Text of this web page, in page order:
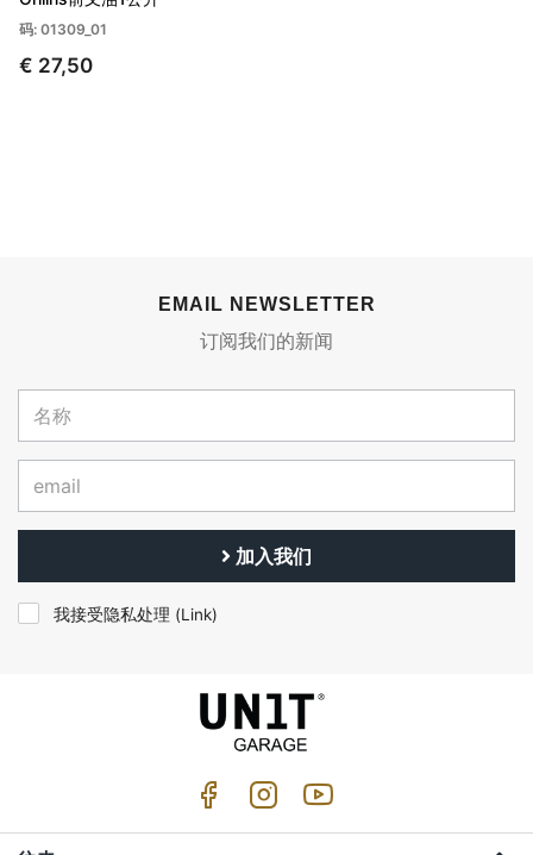
码: 01309_01
€ 27,50
EMAIL NEWSLETTER
订阅我们的新闻
加入我们
我接受隐私处理 (Link)